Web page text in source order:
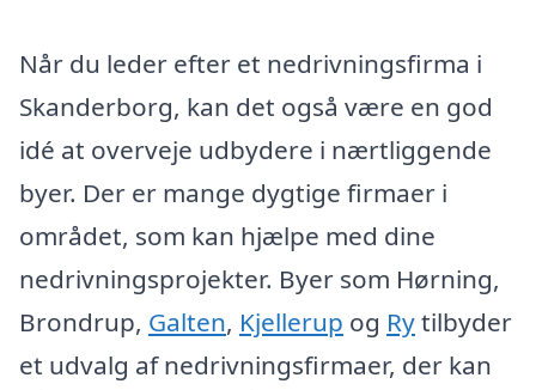
Når du leder efter et nedrivningsfirma i
Skanderborg, kan det også være en god
idé at overveje udbydere i nærtliggende
byer. Der er mange dygtige firmaer i
området, som kan hjælpe med dine
nedrivningsprojekter. Byer som Hørning,
Brondrup, Galten, Kjellerup og Rytilbyder
et udvalg af nedrivningsfirmaer, der kan